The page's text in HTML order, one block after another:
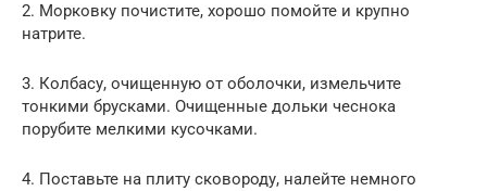
2. Морковку почистите, хорошо помойте и крупно
натрите.
3. Колбасу, очищенную от оболочки, измельчите
тонкими брусками. Очищенные дольки чеснока
порубите мелкими кусочками.
4. Поставьте на плиту сковороду, налейте немного